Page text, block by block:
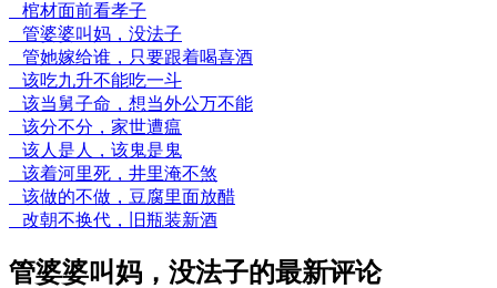
棺材面前看孝子
管婆婆叫妈，没法子
管她嫁给谁，只要跟着喝喜酒
该吃九升不能吃一斗
该当舅子命，想当外公万不能
该分不分，家世遭瘟
该人是人，该鬼是鬼
该着河里死，井里淹不煞
该做的不做，豆腐里面放醋
改朝不换代，旧瓶装新酒
管婆婆叫妈，没法子的最新评论